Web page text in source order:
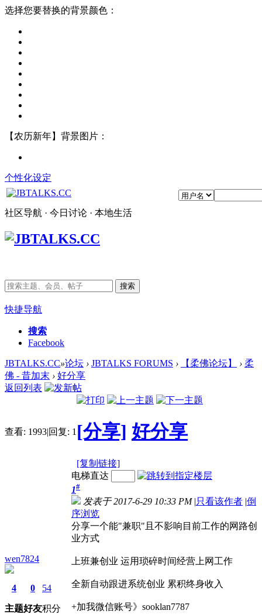
选择您要替换的背景颜色：
【农历新年】背景图片：
个性化设定
社区导航 · 今日讨论 · 本地生活
搜索
快捷导航
搜索
Facebook
JBTALKS.CC»论坛 › JBTALKS FORUMS › 【柔佛论坛】 › 柔
佛 - 昔加末 › 好分享
返回列表
查看: 1993|回复: 1 [分享] 好分享
[复制链接]
wen7824
4
主题
0
好友
54
积分
电梯直达
1#
发表于 2017-6-29 10:33 PM |只看该作者 |倒
序浏览
分享一个能"兼职"且不影响目前工作的网路创
业方式
上班兼创业 运用琐碎时间经营上网工作
全新自动跟进系统创业 累积终身收入
+加我微信账号》sooklan7787